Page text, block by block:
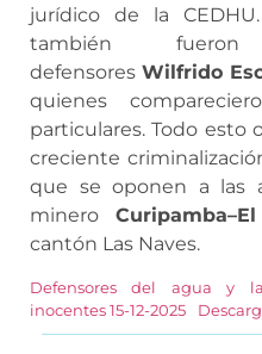
jurídico de la
también
defensoresWilfrido
quienes
particulares. Todo
creciente
que se oponen a las
minero
cantón Las Naves.
Defensores del agua y
inocentes 15-12-2025